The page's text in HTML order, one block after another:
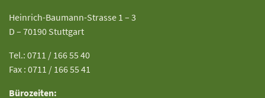
Heinrich-Baumann-Strasse 1 – 3
D – 70190 Stuttgart
Tel.: 0711 / 166 55 40
Fax : 0711 / 166 55 41
Bürozeiten: